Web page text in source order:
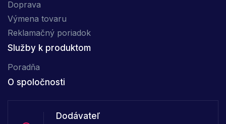
Doprava
Výmena tovaru
Reklamačný poriadok
Služby k produktom
Poradňa
O spoločnosti
Dodávateľ